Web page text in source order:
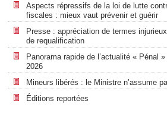
Aspects répressifs de la loi de lutte
fiscales : mieux vaut prévenir et guérir
Presse : appréciation de termes
de requalification
Panorama rapide de l’actualité « Pénal
2026
Mineurs libérés : le Ministre n’assume
Éditions reportées